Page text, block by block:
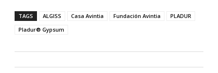
TAGS ALGISS Casa Avintia Fundación Avintia
PLADUR
Pladur® Gypsum